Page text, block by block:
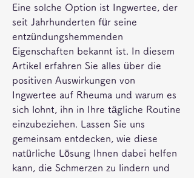
Eine solche Option ist Ingwertee, der
seit Jahrhunderten für seine
entzündungshemmenden
Eigenschaften bekannt ist. In diesem
Artikel erfahren Sie alles über die
positiven Auswirkungen von
Ingwertee auf Rheuma und warum es
sich lohnt, ihn in Ihre tägliche Routine
einzubeziehen. Lassen Sie uns
gemeinsam entdecken, wie diese
natürliche Lösung Ihnen dabei helfen
kann, die Schmerzen zu lindern und